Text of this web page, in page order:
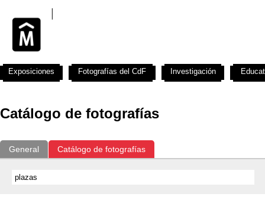
Catálogo de fotografías
General Catálogo de fotografías
Exposiciones Fotografías del CdF Investigación